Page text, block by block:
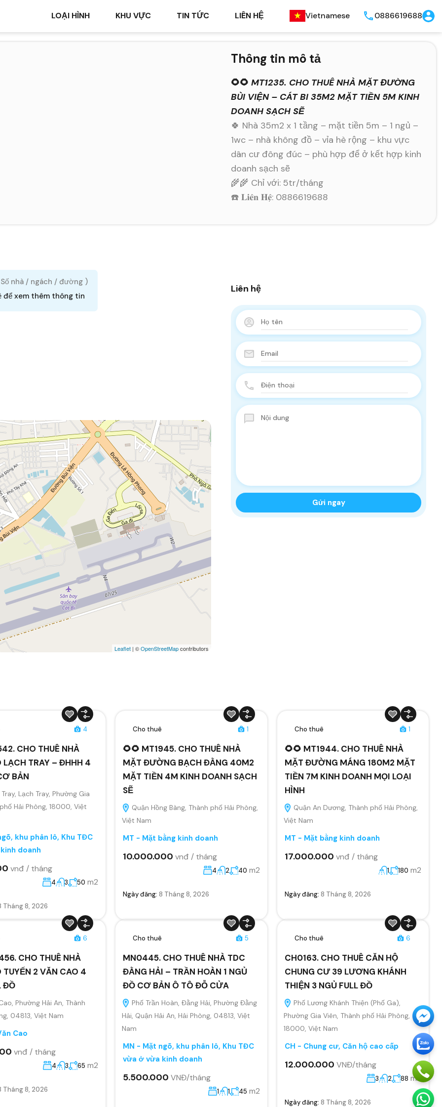
LOẠI HÌNH KHU VỰC TIN TỨC LIÊN HỆ Vietnamese 0886619688
Thông tin mô tả
🌻🌻 MT1235. CHO THUÊ NHÀ MẶT ĐƯỜNG
BÙI VIỆN – CÁT BI 35M2 MẶT TIỀN 5M KINH
DOANH SẠCH SẼ
🍀 Nhà 35m2 x 1 tầng – mặt tiền 5m – 1 ngủ –
1wc – nhà không đồ – vỉa hè rộng – khu vực
dân cư đông đúc – phù hợp để ở kết hợp kinh
doanh sạch sẽ
🌾🌾 Chỉ với: 5tr/tháng
☎️ 𝐋𝐢𝐞̂𝐧 𝐇𝐞̣̂: 0886619688
nhà / ngách / đường )
để xem thêm thông tin
Leaflet | ©OpenStreetMapcontributors
Liên hệ
4
CHO THUÊ NHÀ
LẠCH TRAY – ĐHHH 4
BẢN
Lạch Tray, Phường Gia
Hải Phòng, 18000, Việt
khu phân lô, Khu TĐC
doanh
vnđ / tháng
4 3 50 m2
Tháng 8, 2026
Cho thuê 1
🌻🌻 MT1945. CHO THUÊ NHÀ
MẶT ĐƯỜNG BẠCH ĐẰNG 40M2
MẶT TIỀN 4M KINH DOANH SẠCH
SẼ
Quận Hồng Bàng, Thành phố Hải Phòng,
Việt Nam
MT - Mặt bằng kinh doanh
10.000.000 vnđ / tháng
4 2 40 m2
Ngày đăng: 8 Tháng 8, 2026
Cho thuê 1
🌻🌻 MT1944. CHO THUÊ NHÀ
MẶT ĐƯỜNG MÁNG 180M2 MẶT
TIỀN 7M KINH DOANH MỌI LOẠI
HÌNH
Quận An Dương, Thành phố Hải Phòng,
Việt Nam
MT - Mặt bằng kinh doanh
17.000.000 vnđ / tháng
1 180 m2
Ngày đăng: 8 Tháng 8, 2026
6
CHO THUÊ NHÀ
TUYẾN 2 VĂN CAO 4
ĐỒ
Phường Hải An, Thành
04813, Việt Nam
Cao
vnđ / tháng
4 3 65 m2
Tháng 8, 2026
Cho thuê 5
MN0445. CHO THUÊ NHÀ TDC
ĐẰNG HẢI – TRẦN HOÀN 1 NGỦ
ĐỒ CƠ BẢN Ô TÔ ĐỖ CỬA
Phố Trần Hoàn, Đằng Hải, Phường Đằng
Hải, Quận Hải An, Hải Phòng, 04813, Việt
Nam
MN - Mặt ngõ, khu phân lô, Khu TĐC
vừa ở vừa kinh doanh
5.500.000 VNĐ/tháng
1 1 45 m2
Cho thuê 6
CH0163. CHO THUÊ CĂN HỘ
CHUNG CƯ 39 LƯƠNG KHÁNH
THIỆN 3 NGỦ FULL ĐỒ
Phố Lương Khánh Thiện (Phố Ga),
Phường Gia Viên, Thành phố Hải Phòng,
18000, Việt Nam
CH - Chung cư, Căn hộ cao cấp
12.000.000 VNĐ/tháng
3 2 88 m2
Ngày đăng: 8 Tháng 8, 2026